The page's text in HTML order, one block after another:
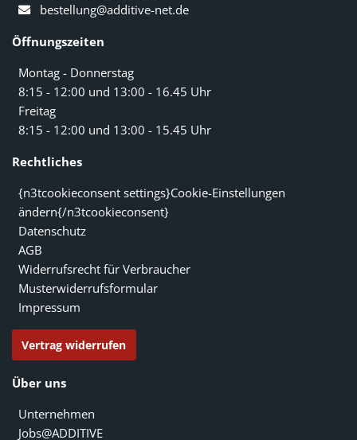
bestellung@additive-net.de
Öffnungszeiten
Montag - Donnerstag
8:15 - 12:00 und 13:00 - 16.45 Uhr
Freitag
8:15 - 12:00 und 13:00 - 15.45 Uhr
Rechtliches
{n3tcookieconsent settings}Cookie-Einstellungen
ändern{/n3tcookieconsent}
Datenschutz
AGB
Widerrufsrecht für Verbraucher
Musterwiderrufsformular
Impressum
Vertrag widerrufen
Über uns
Unternehmen
Jobs@ADDITIVE